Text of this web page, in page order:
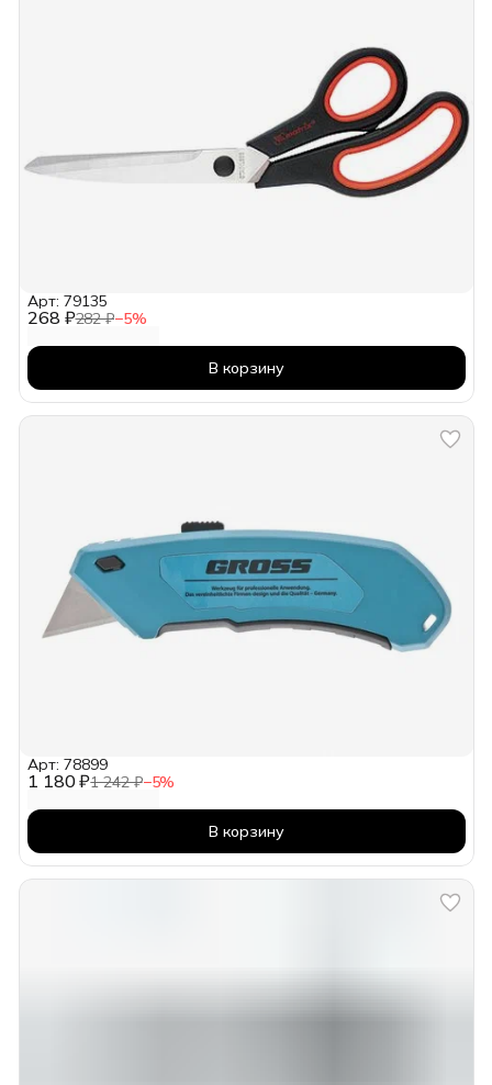
268 ₽282 ₽−5%
Арт: 79135
В корзину
1 180 ₽1 242 ₽−5%
Арт: 78899
В корзину